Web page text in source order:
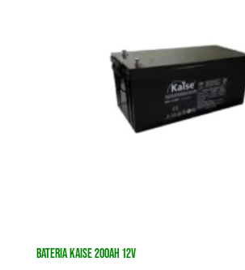
BATERIA KAISE 200AH 12V